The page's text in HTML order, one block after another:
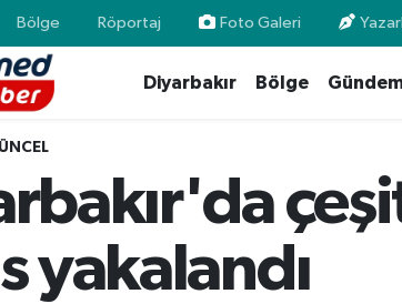
Bölge Röportaj Foto Galeri
Diyarbakır Bölge
yakalandı
Haritası